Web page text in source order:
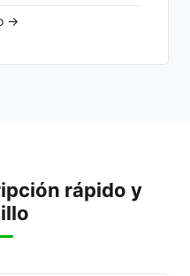
→
rápido y